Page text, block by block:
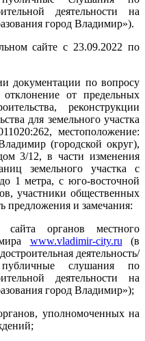
деятельности на
город Владимир»).
сайте с 23.09.2022 по
документации по вопросу
от предельных
реконструкции
для земельного участка
местоположение:
(городской округ),
3/12, в части изменения
земельного участка с
1 метра, с юго-восточной
участники общественных
предложения и замечания:
органов местного
www.vladimir-city.ru (в
деятельность/
слушания по
деятельности на
город Владимир»);
уполномоченных на